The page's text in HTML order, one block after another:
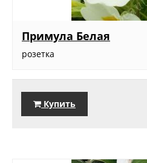
Примула Белая
розетка
Купить